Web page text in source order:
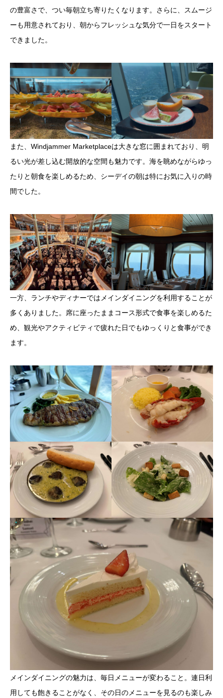
の豊富さで、つい毎朝立ち寄りたくなります。さらに、スムージ
ーも用意されており、朝からフレッシュな気分で一日をスタート
できました。
また、Windjammer Marketplaceは大きな窓に囲まれており、明
るい光が差し込む開放的な空間も魅力です。海を眺めながらゆっ
たりと朝食を楽しめるため、シーデイの朝は特にお気に入りの時
間でした。
一方、ランチやディナーではメインダイニングを利用することが
多くありました。席に座ったままコース形式で食事を楽しめるた
め、観光やアクティビティで疲れた日でもゆっくりと食事ができ
ます。
メインダイニングの魅力は、毎日メニューが変わること。連日利
用しても飽きることがなく、その日のメニューを見るのも楽しみ